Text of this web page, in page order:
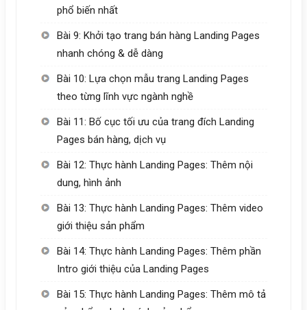
phổ biến nhất
Bài 9: Khởi tạo trang bán hàng Landing Pages
nhanh chóng & dễ dàng
Bài 10: Lựa chọn mẫu trang Landing Pages
theo từng lĩnh vực ngành nghề
Bài 11: Bố cục tối ưu của trang đích Landing
Pages bán hàng, dịch vụ
Bài 12: Thực hành Landing Pages: Thêm nội
dung, hình ảnh
Bài 13: Thực hành Landing Pages: Thêm video
giới thiệu sản phẩm
Bài 14: Thực hành Landing Pages: Thêm phần
Intro giới thiệu của Landing Pages
Bài 15: Thực hành Landing Pages: Thêm mô tả